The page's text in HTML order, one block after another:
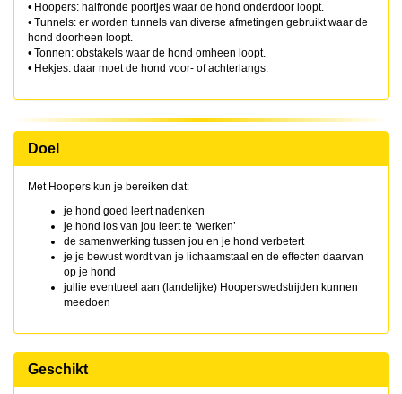
• Hoopers: halfronde poortjes waar de hond onderdoor loopt.
• Tunnels: er worden tunnels van diverse afmetingen gebruikt waar de
hond doorheen loopt.
• Tonnen: obstakels waar de hond omheen loopt.
• Hekjes: daar moet de hond voor- of achterlangs.
Doel
Met Hoopers kun je bereiken dat:
je hond goed leert nadenken
je hond los van jou leert te ‘werken’
de samenwerking tussen jou en je hond verbetert
je je bewust wordt van je lichaamstaal en de effecten daarvan
op je hond
jullie eventueel aan (landelijke) Hooperswedstrijden kunnen
meedoen
Geschikt